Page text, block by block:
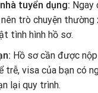
tuyển dụng: Ngay
trò chuyện
tình hình hồ sơ.
Hồ sơ cần được
trễ, visa của bạn có
lại quy trình.